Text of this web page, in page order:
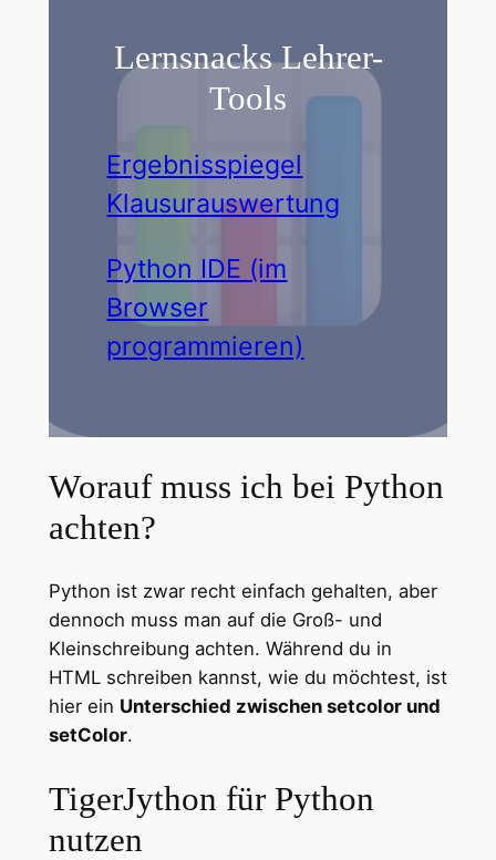
Lernsnacks Lehrer-
Tools
Ergebnisspiegel
Klausurauswertung
Python IDE (im
Browser
programmieren)
Worauf muss ich bei Python
achten?
Python ist zwar recht einfach gehalten, aber
dennoch muss man auf die Groß- und
Kleinschreibung achten. Während du in
HTML schreiben kannst, wie du möchtest, ist
hier ein Unterschied zwischen setcolor und
setColor.
TigerJython für Python
nutzen